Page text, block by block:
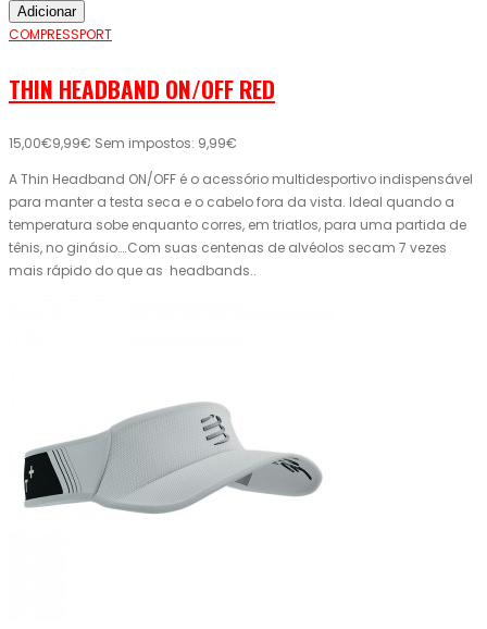
Adicionar
COMPRESSPORT
THIN HEADBAND ON/OFF RED
15,00€9,99€ Sem impostos: 9,99€
A Thin Headband ON/OFF é o acessório multidesportivo indispensável
para manter a testa seca e o cabelo fora da vista. Ideal quando a
temperatura sobe enquanto corres, em triatlos, para uma partida de
tênis, no ginásio….Com suas centenas de alvéolos secam 7 vezes
mais rápido do que as headbands..